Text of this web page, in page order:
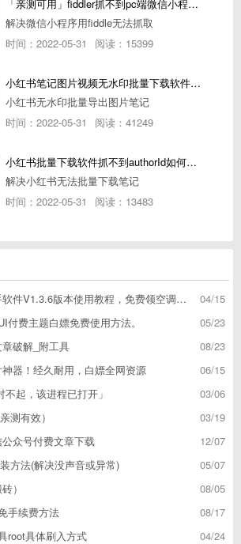
「亲测可用」fiddler抓不到pc端微信小程序包解决方案
解决微信小程序用fiddle无法抓取
时间：2022-05-31
阅读：15399
小红书笔记图片视频无水印批量下载软件使用教程
小红书无水印批量导出图片笔记
时间：2022-05-31
阅读：41249
小红书批量下载软件抓不到authorId如何解决
解决小红书无法批量下载笔记
时间：2022-05-31
阅读：13483
04/15
版本使用教程，免费领空调冰箱，附下载地址
05/23
付费主题白嫖免费使用方法。
08/23
破解_附工具
06/15
器！经久耐用，白嫖全网资源
03/06
起，该进程已打开」
03/19
测有效）
12/07
众号付费文章下载
05/07
方法(解决没声音或异常)
08/05
）
08/17
手续费方法
04/24
root具体刷入方式